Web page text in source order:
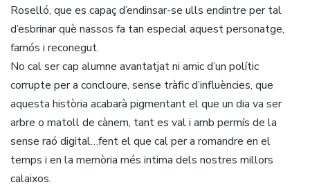
Roselló, que es capaç d’endinsar-se ulls endintre per tal
d’esbrinar què nassos fa tan especial aquest personatge,
famós i reconegut.
No cal ser cap alumne avantatjat ni amic d’un polític
corrupte per a concloure, sense tràfic d’influències, que
aquesta història acabarà pigmentant el que un dia va ser
arbre o matoll de cànem, tant es val i amb permís de la
sense raó digital…fent el que cal per a romandre en el
temps i en la memòria més intima dels nostres millors
calaixos.